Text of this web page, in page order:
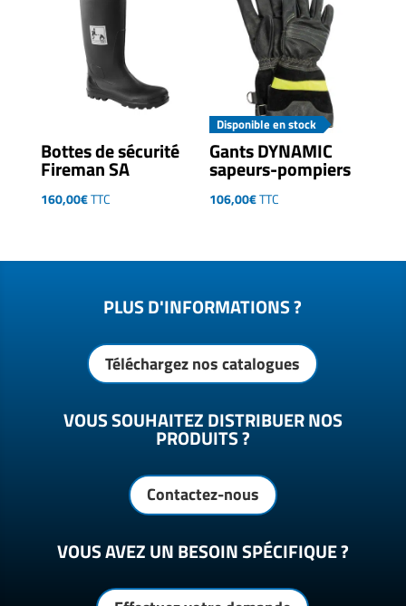
Bottes de sécurité
Fireman SA
160,00€TTC
Disponible en stock
Gants DYNAMIC
sapeurs-pompiers
106,00€TTC
PLUS D'INFORMATIONS ?
Téléchargez nos catalogues
VOUS SOUHAITEZ DISTRIBUER NOS
PRODUITS ?
Contactez-nous
VOUS AVEZ UN BESOIN SPÉCIFIQUE ?